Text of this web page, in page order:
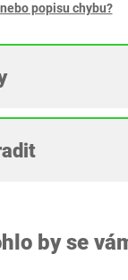
popisu chybu?
by se